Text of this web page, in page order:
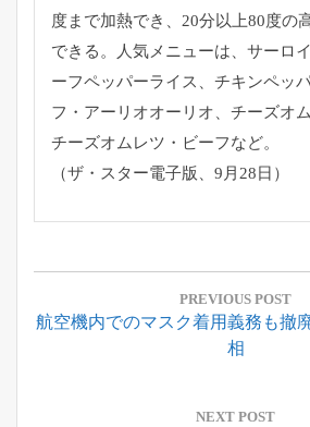
度まで加熱でき、 20分以上80度の
できる。人気メニューは、 サーロ
ーフペッパーライス、 チキンペッ
フ・アーリオオーリオ、 チーズオ
チーズオムレツ・ビーフなど。
（ザ・スター電子版、9月28日）
投
ナ
PREVIOUS POST
Previous
航空機内でのマスク着用義務も撤
相
NEXT POST